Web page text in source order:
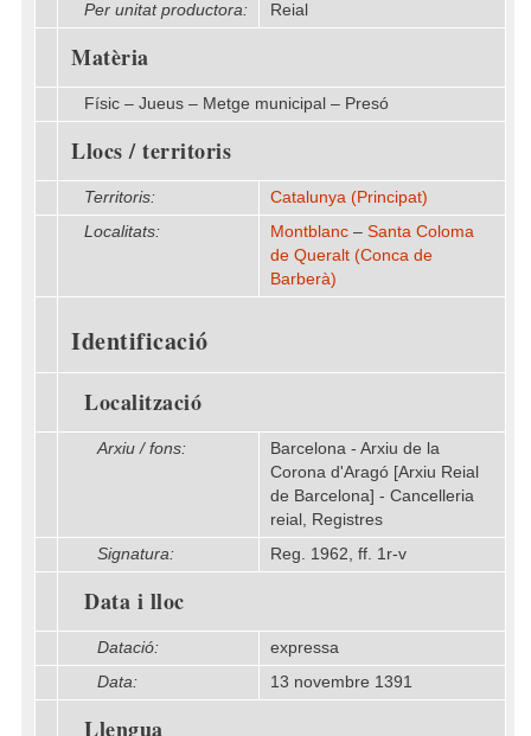
Per unitat productora:
Reial
Matèria
Físic – Jueus – Metge municipal – Presó
Llocs / territoris
Territoris:
Catalunya (Principat)
Localitats:
Montblanc – Santa Coloma
de Queralt (Conca de
Barberà)
Identificació
Localització
Arxiu / fons:
Barcelona - Arxiu de la
Corona d'Aragó [Arxiu Reial
de Barcelona] - Cancelleria
reial, Registres
Signatura:
Reg. 1962, ff. 1r-v
Data i lloc
Datació:
expressa
Data:
13 novembre 1391
Llengua